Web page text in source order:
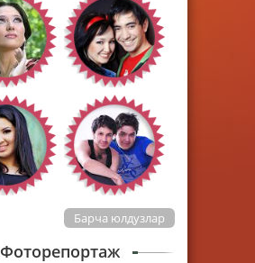
Барча юлдузлар
Фоторепортаж